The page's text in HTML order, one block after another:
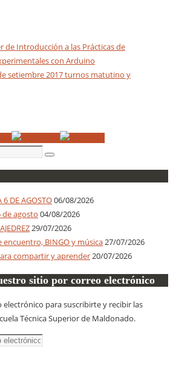
de Introducción a las Prácticas de
con Arduino
setiembre 2017 turnos matutino y
Buscar
6 DE AGOSTO06/08/2026
de agosto 04/08/2026
29/07/2026
encuentro, BINGO y música27/07/2026
compartir y aprender20/07/2026
sitio por correo electrónico
para suscribirte y recibir las
Técnica Superior de Maldonado.